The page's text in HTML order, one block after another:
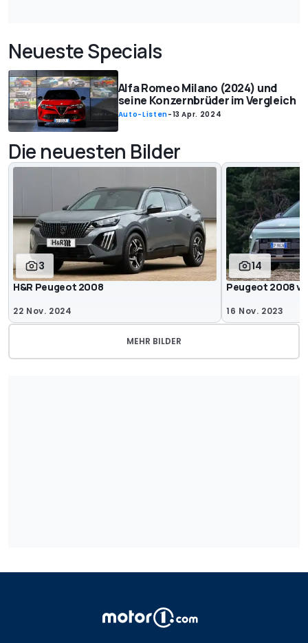
Neueste Specials
Alfa Romeo Milano (2024) und
seine Konzernbrüder im Vergleich
Auto-Listen-13 Apr. 2024
Die neuesten Bilder
3
H&R Peugeot 2008
22 Nov. 2024
14
Peugeot 2008
16 Nov. 2023
MEHR BILDER